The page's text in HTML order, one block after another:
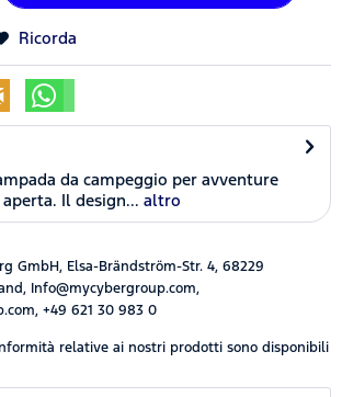
Ricorda
da campeggio per avventure
Il design... altro
GmbH, Elsa-Brändström-Str. 4, 68229
Info@mycybergroup.com,
+49 621 30 983 0
relative ai nostri prodotti sono disponibili